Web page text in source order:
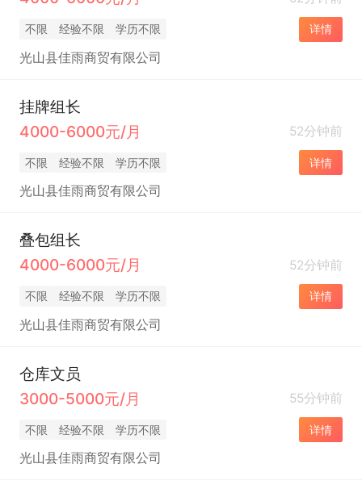
不限 经验不限 学历不限 详情
光山县佳雨商贸有限公司
挂牌组长
4000-6000元/月
52分钟前
不限 经验不限 学历不限 详情
光山县佳雨商贸有限公司
叠包组长
4000-6000元/月
52分钟前
不限 经验不限 学历不限 详情
光山县佳雨商贸有限公司
仓库文员
3000-5000元/月
55分钟前
不限 经验不限 学历不限 详情
光山县佳雨商贸有限公司